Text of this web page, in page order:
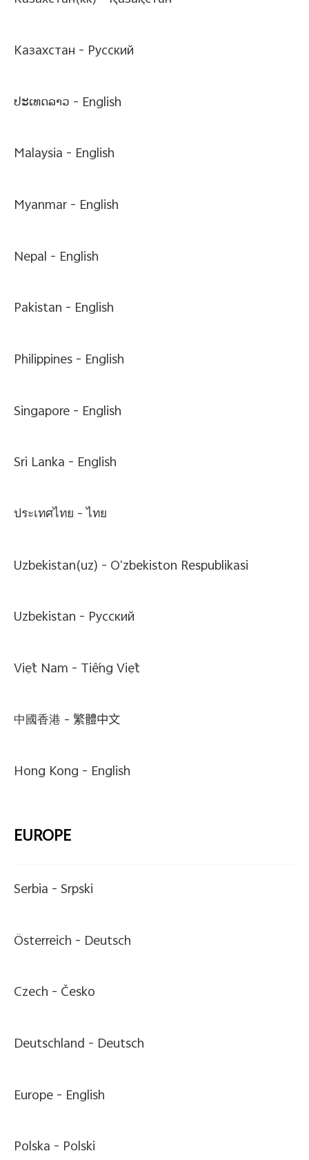
Казахстан - Pусский
ປະເທດລາວ - English
Malaysia - English
Myanmar - English
Nepal - English
Pakistan - English
Philippines - English
Singapore - English
Sri Lanka - English
ประเทศไทย -ไทย
Uzbekistan(uz) - Oʻzbekiston Respublikasi
Uzbekistan - Pусский
Việt Nam - Tiếng Việt
中國香港 -繁體中文
Hong Kong - English
EUROPE
Serbia -Srpski
Österreich - Deutsch
Czech - Česko
Deutschland - Deutsch
Europe - English
Polska - Polski